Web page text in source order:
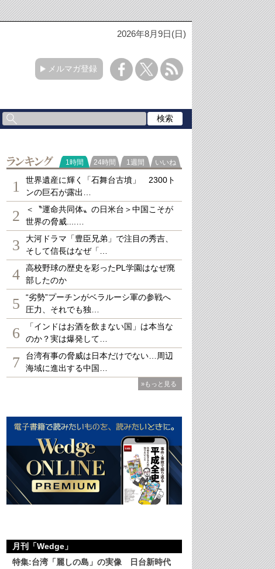
2026年8月9日(日)
メルマガ登録
ランキング
1時間 24時間 1週間 いいね
1
世界遺産に輝く「石舞台古墳」 2300ト
ンの巨石が露出…
2
＜〝運命共同体〟の日米台＞中国こそが
世界の脅威....…
3
大河ドラマ「豊臣兄弟」で注目の秀吉、
そして信長はなぜ「…
4
高校野球の歴史を彩ったPL学園はなぜ廃
部したのか
5
“劣勢”プーチンがベラルーシ軍の参戦へ
圧力、それでも独…
6
「インドはお酒を飲まない国」は本当な
のか？実は爆発して…
7
台湾有事の脅威は日本だけでない…周辺
海域に進出する中国…
»もっと見る
月刊「Wedge」
特集:台湾「麗しの島」の実像 日台新時代